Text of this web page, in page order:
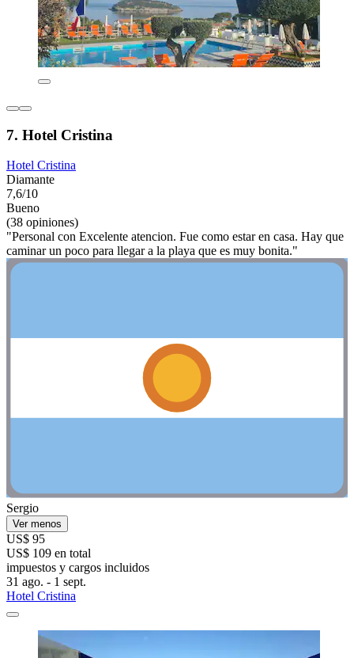
7. Hotel Cristina
Hotel Cristina
Diamante
7,6/10
Bueno
(38 opiniones)
"Personal con Excelente atencion. Fue como estar en casa. Hay que
caminar un poco para llegar a la playa que es muy bonita."
Sergio
Ver menos
US$ 95
US$ 109 en total
impuestos y cargos incluidos
31 ago. - 1 sept.
Hotel Cristina